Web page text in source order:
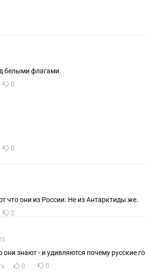
белыми флагами.
0
0
что они из России. Не из Антарктиды же.
2
они знают - и удивляются почему русские
0 0